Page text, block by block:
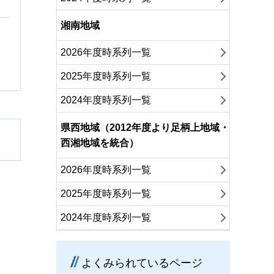
湘南地域
2026年度時系列一覧
2025年度時系列一覧
2024年度時系列一覧
県西地域（2012年度より足柄上地域・
西湘地域を統合）
2026年度時系列一覧
2025年度時系列一覧
2024年度時系列一覧
よくみられているページ